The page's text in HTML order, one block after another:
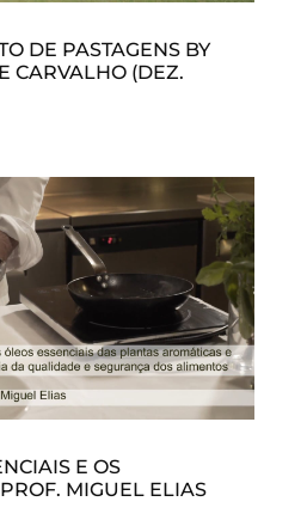
DE PASTAGENS BY
CARVALHO (DEZ.
E OS
MIGUEL ELIAS